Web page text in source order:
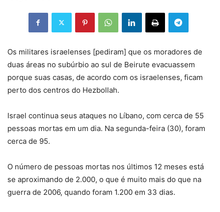
Os militares israelenses [pediram] que os moradores de
duas áreas no subúrbio ao sul de Beirute evacuassem
porque suas casas, de acordo com os israelenses, ficam
perto dos centros do Hezbollah.
Israel continua seus ataques no Líbano, com cerca de 55
pessoas mortas em um dia. Na segunda-feira (30), foram
cerca de 95.
O número de pessoas mortas nos últimos 12 meses está
se aproximando de 2.000, o que é muito mais do que na
guerra de 2006, quando foram 1.200 em 33 dias.